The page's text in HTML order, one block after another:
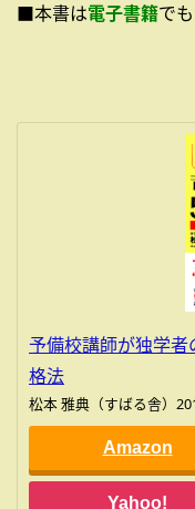
■本書は電子書籍で
予備校講師が独学
格法
松本 雅典（すばる舎）
Amazon
Yahoo!